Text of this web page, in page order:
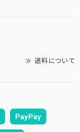
送料について
PayPay